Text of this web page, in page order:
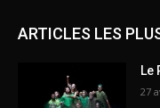
ARTICLES LES
Le
27